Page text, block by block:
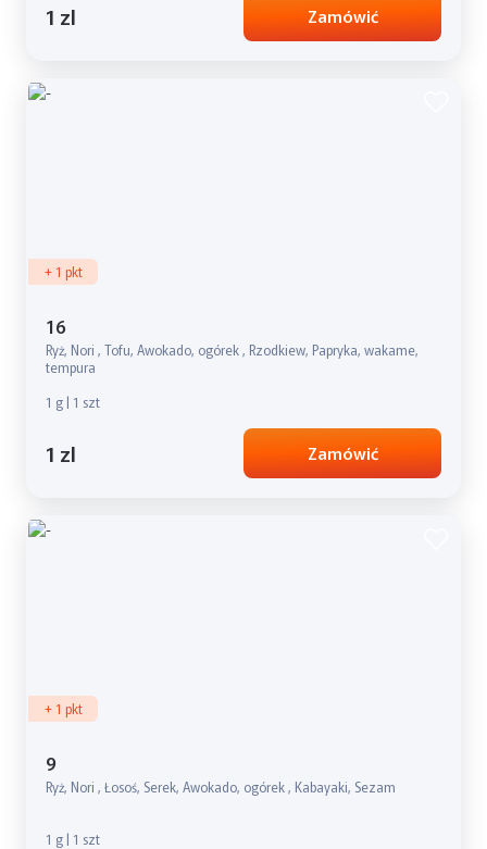
1 zl Zamówić
+ 1 pkt
16
Ryż, Nori , Tofu, Awokado, ogórek , Rzodkiew, Papryka, wakame,
tempura
1 g | 1 szt
1 zl Zamówić
+ 1 pkt
9
Ryż, Nori , Łosoś, Serek, Awokado, ogórek , Kabayaki, Sezam
1 g | 1 szt